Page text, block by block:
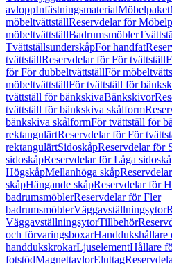
avloppInfästningsmaterialMöbelpaket
möbeltvättställReservdelar för
möbeltvättställBadrumsmöbler
TvättställsunderskåpFör handfat
tvättställReservdelar för För tvättställ
för För dubbeltvättställFör
möbeltvättställFör tvättställ för
tvättställ för bänkskivaBänkskivor
tvättställ för bänkskiva skålform
bänkskiva skålformFör tvättställ för
rektangulärtReservdelar för För
rektangulärtSidoskåpReservdelar för
sidoskåpReservdelar för Låga
HögskåpMellanhöga skåp
skåpHängande skåpReservdelar för
badrumsmöblerReservdelar för Fler
badrumsmöblerVäggavställningsytor
VäggavställningsytorTillbehör
och förvaringsboxarHanddukshållare
handdukskrokarLjuselementHållare
fotstödMagnettavlorEluttag